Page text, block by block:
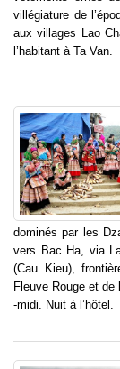
villégiature de
aux villages Lao
l’habitant à Ta Van.
dominés par les
vers Bac Ha, via
(Cau Kieu),
Fleuve Rouge et de
-midi. Nuit à l’hôtel.